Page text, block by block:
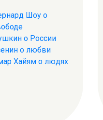
Шоу о
о России
о любви
Хайям о людях